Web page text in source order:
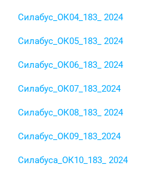
Силабус_ОК04_183_ 2024
Силабус_ОК05_183_ 2024
Силабус_ОК06_183_ 2024
Силабус_ОК07_183_2024
Силабус_ОК08_183_ 2024
Силабус_ОК09_183_2024
Силабуса_ОК10_183_ 2024